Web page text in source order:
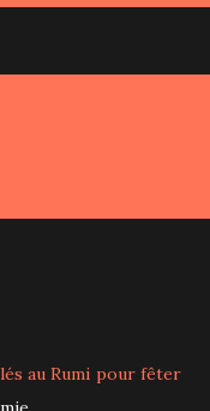
au Rumi pour fêter